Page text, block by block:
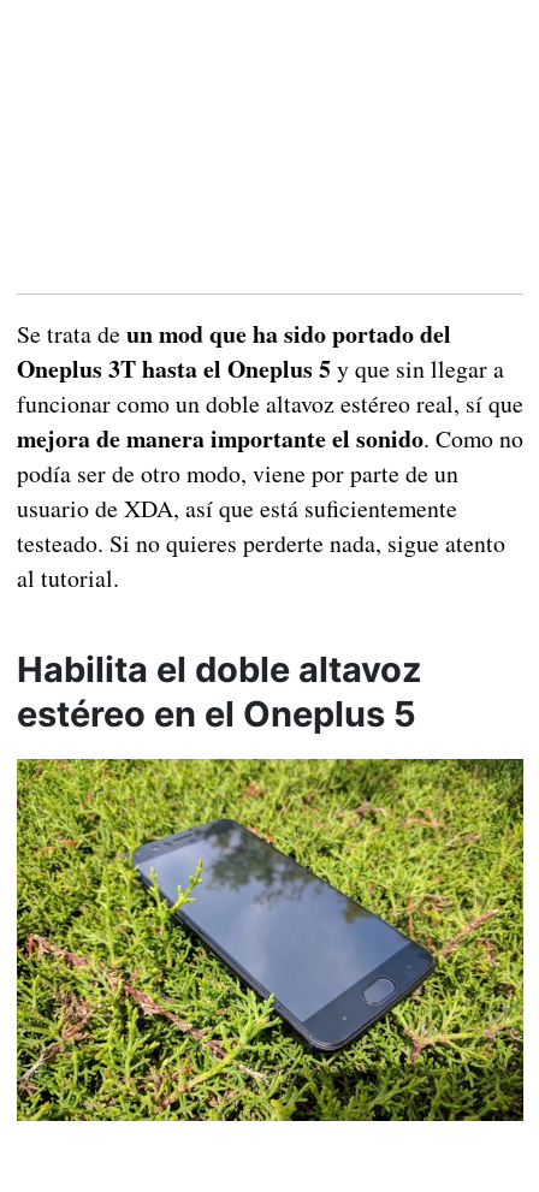
Se trata de un mod que ha sido portado del
Oneplus 3T hasta el Oneplus 5y que sin llegar a
funcionar como un doble altavoz estéreo real, sí que
mejora de manera importante el sonido. Como no
podía ser de otro modo, viene por parte de un
usuario de XDA, así que está suficientemente
testeado. Si no quieres perderte nada, sigue atento
al tutorial.
Habilita el doble altavoz
estéreo en el Oneplus 5